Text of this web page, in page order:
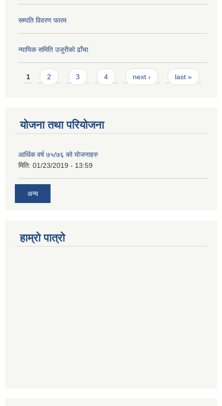
सम्पति विवरण फारम
न्यायिक समिति उजुरीको ढाँचा
Pages
1 2 3 4 next › last »
योजना तथा परियोजना
आर्थिक वर्ष ७५/७६ को योजनाहरु
मिति: 01/23/2019 - 13:59
अन्य
हाम्रो पात्रो